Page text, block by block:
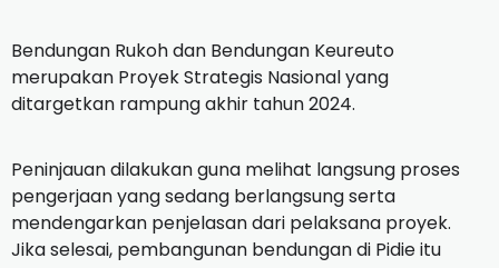
Bendungan Rukoh dan Bendungan Keureuto
merupakan Proyek Strategis Nasional yang
ditargetkan rampung akhir tahun 2024.
Peninjauan dilakukan guna melihat langsung proses
pengerjaan yang sedang berlangsung serta
mendengarkan penjelasan dari pelaksana proyek.
Jika selesai, pembangunan bendungan di Pidie itu